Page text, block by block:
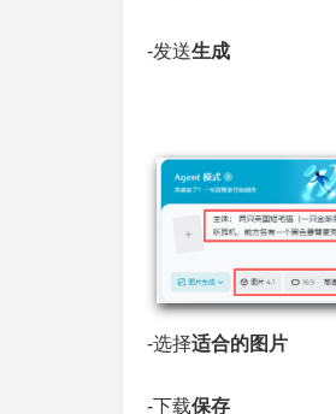
-发送生成
-选择适合的图片
-下载保存